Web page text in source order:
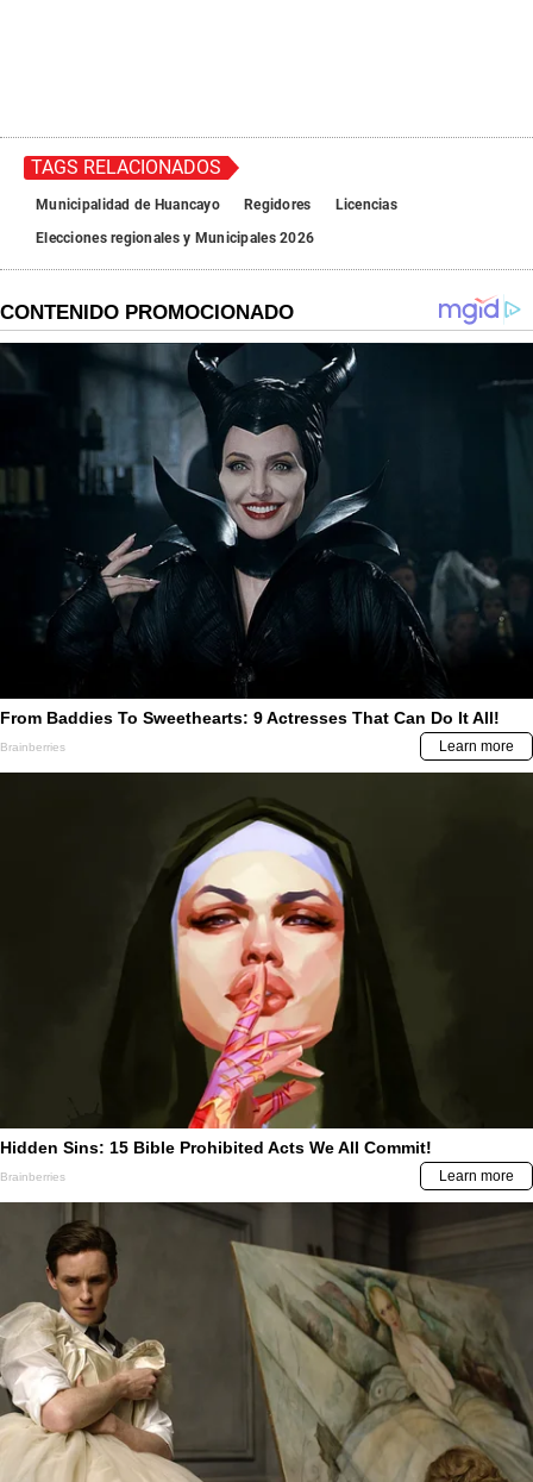
TAGS RELACIONADOS
Municipalidad de Huancayo Regidores
Licencias
Elecciones regionales y Municipales 2026